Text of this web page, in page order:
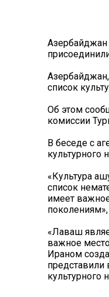
Азербайджан
список
Об этом
комиссии
В беседе с
культурного
«Культура
список
имеет
«Лаваш
важное
Ираном
представили
культурного